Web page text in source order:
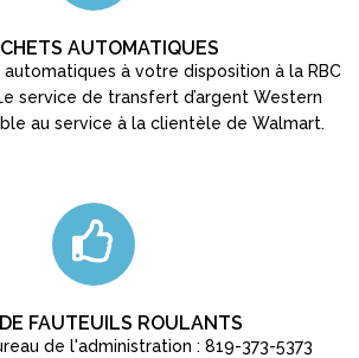
AUTOMATIQUES
automatiques à votre disposition à la RBC
service de transfert d’argent Western
au service à la clientèle de Walmart.
FAUTEUILS ROULANTS
de l'administration : 819-373-5373